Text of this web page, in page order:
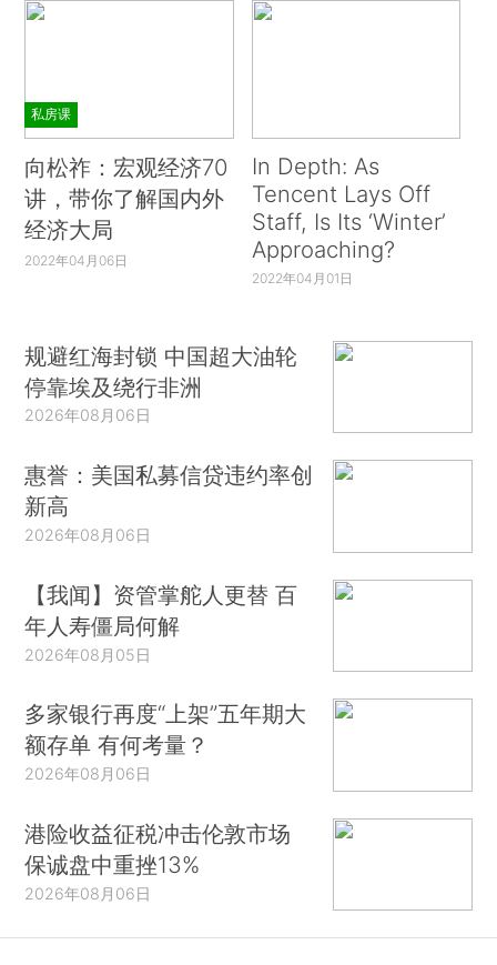
私房课
向松祚：宏观经济70
讲，带你了解国内外
经济大局
2022年04月06日
In Depth: As
Tencent Lays Off
Staff, Is Its ‘Winter’
Approaching?
2022年04月01日
规避红海封锁 中国超大油轮
停靠埃及绕行非洲
2026年08月06日
惠誉：美国私募信贷违约率创
新高
2026年08月06日
【我闻】资管掌舵人更替 百
年人寿僵局何解
2026年08月05日
多家银行再度“上架”五年期大
额存单 有何考量？
2026年08月06日
港险收益征税冲击伦敦市场
保诚盘中重挫13%
2026年08月06日